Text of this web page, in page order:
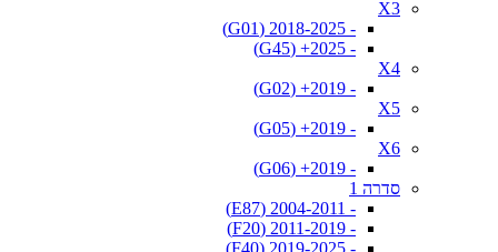
X3
- 2018-2025 (G01)
- 2025+ (G45)
X4
- 2019+ (G02)
X5
- 2019+ (G05)
X6
- 2019+ (G06)
סדרה 1
- 2004-2011 (E87)
- 2011-2019 (F20)
- 2019-2025 (F40)